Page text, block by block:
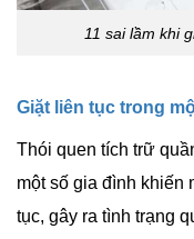
11 sai lầm khi
Giặt liên tục trong
Thói quen tích trữ
một số gia đình khiến
tục, gây ra tình trạng